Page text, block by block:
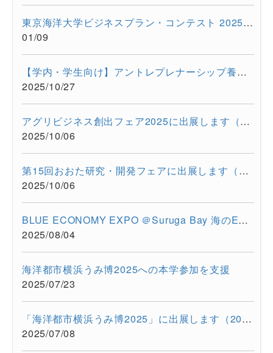
東京海洋大学ビジネスプラン・コンテスト 2025開催報告
01/09
【学内・学生向け】アントレプレナーシップ養成プログラム ビジ...
2025/10/27
アグリビジネス創出フェア2025に出展します（2025/11/26-11/28）
2025/10/06
第15回おおた研究・開発フェアに出展します（2025/10/30-10/31）
2025/10/06
BLUE ECONOMY EXPO ＠Suruga Bay 海のEXPO（2025/7/28-7/29）に超...
2025/08/04
海洋都市横浜うみ博2025への本学参加を支援
2025/07/23
「海洋都市横浜うみ博2025」に出展します（2025年7月12日・13日）
2025/07/08